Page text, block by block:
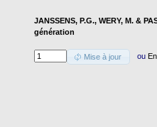
JANSSENS, P.G., WERY, M. &
génération
Mise à jour ou